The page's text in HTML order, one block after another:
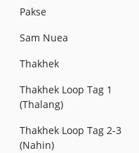
Pakse
Sam Nuea
Thakhek
Thakhek Loop Tag 1
(Thalang)
Thakhek Loop Tag 2-3
(Nahin)